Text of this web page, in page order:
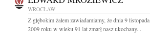
WROCŁAW
Z głębokim żalem zawiadamiamy, że dnia 9 listopada
2009 roku w wieku 91 lat zmarł nasz ukochany...